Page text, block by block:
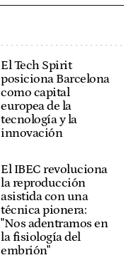
El Tech Spirit
posiciona Barcelona
como capital
europea de la
tecnología y la
innovación
El IBEC revoluciona
la reproducción
asistida con una
técnica pionera:
"Nos adentramos en
la fisiología del
embrión"